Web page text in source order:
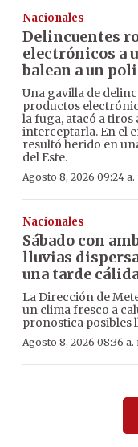
Nacionales
Delincuentes
electrónicos a
balean a un
Una gavilla de
productos
la fuga, atacó a
interceptarla. En el
resultó herido en
del Este.
Agosto 8, 2026 09:24 a.
Nacionales
Sábado con
lluvias
una tarde
La Dirección de
un clima fresco a
pronostica posibles
Agosto 8, 2026 08:36 a.